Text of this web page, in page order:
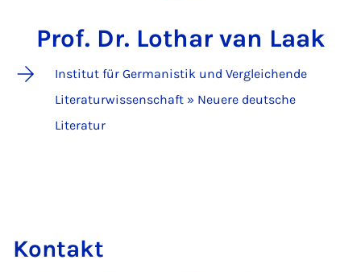
Prof. Dr. Lothar van Laak
Institut für Germanistik und Vergleichende
Literaturwissenschaft » Neuere deutsche
Literatur
Kontakt